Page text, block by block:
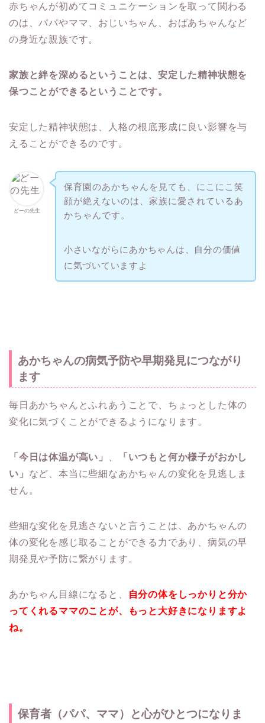
赤ちゃんが初めてコミュニケーションを取って関わる
のは、パパやママ、おじいちゃん、おばあちゃんなど
の身近な親族です。
家族と絆を深めるということは、安定した精神状態を
保つことができるということです。
安定した精神状態は、人格の根底形成に良い影響を与
えることができるのです。
どーの先生
保育園のあかちゃんを見ても、にこにこ笑
顔が絶えないのは、家族に愛されているあ
かちゃんです。
小さいながらにあかちゃんは、自分の価値
に気づいていますよ
あかちゃんの病気予防や早期発見につながり
ます
毎日あかちゃんとふれあうことで、ちょっとした体の
変化に気づくことができるようになります。
「今日は体温が高い」
「いつもと何か様子がおかし
い」 など、本当に些細なあかちゃんの変化を見逃しま
せん。
些細な変化を見逃さないと言うことは、あかちゃんの
体の変化を感じ取ることができる力であり、病気の早
期発見や予防に繋がります。
あかちゃん目線になると、
自分の体をしっかりと分か
ってくれるママのことが、もっと大好きになりますよ
ね。
保育者（パパ、ママ）と心がひとつになりま